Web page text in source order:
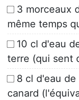
3 morceaux
même temps
10 cl d'eau
terre (qui sent
8 cl d'eau
canard